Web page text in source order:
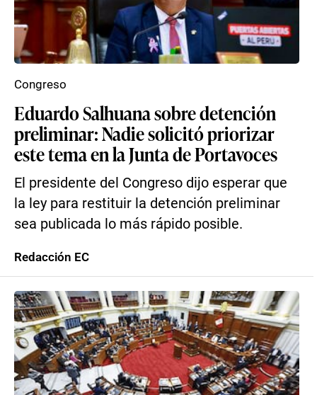
Eduardo Salhuana sobre detención
preliminar: Nadie solicitó priorizar
este tema en la Junta de Portavoces
El presidente del Congreso dijo esperar que
la ley para restituir la detención preliminar
sea publicada lo más rápido posible.
Congreso
Redacción EC